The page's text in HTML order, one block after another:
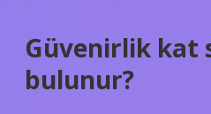
Güvenirlik kat
bulunur?